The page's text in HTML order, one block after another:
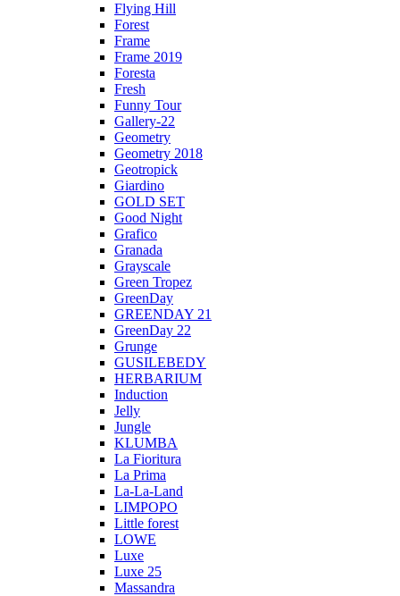
Flying Hill
Forest
Frame
Frame 2019
Foresta
Fresh
Funny Tour
Gallery-22
Geometry
Geometry 2018
Geotropick
Giardino
GOLD SET
Good Night
Grafico
Granada
Grayscale
Green Tropez
GreenDay
GREENDAY 21
GreenDay 22
Grunge
GUSILEBEDY
HERBARIUM
Induction
Jelly
Jungle
KLUMBA
La Fioritura
La Prima
La-La-Land
LIMPOPO
Little forest
LOWE
Luxe
Luxe 25
Massandra